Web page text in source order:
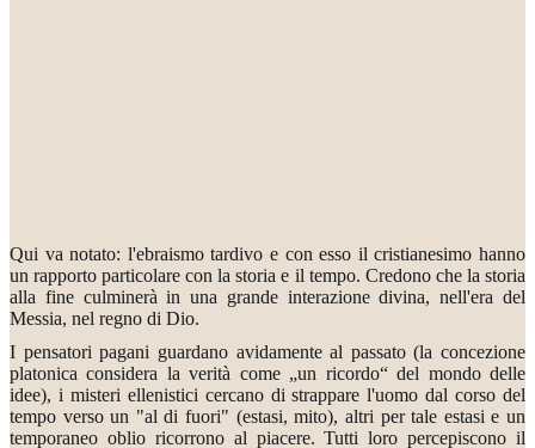
Qui va notato: l'ebraismo tardivo e con esso il cristianesimo hanno
un rapporto particolare con la storia e il tempo. Credono che la storia
alla fine culminerà in una grande interazione divina, nell'era del
Messia, nel regno di Dio.
I pensatori pagani guardano avidamente al passato (la concezione
platonica considera la verità come „un ricordo“ del mondo delle
idee), i misteri ellenistici cercano di strappare l'uomo dal corso del
tempo verso un "al di fuori" (estasi, mito), altri per tale estasi e un
temporaneo oblio ricorrono al piacere. Tutti loro percepiscono il